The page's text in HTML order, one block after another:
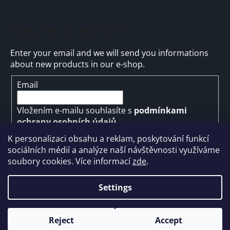
K personalizaci obsahu a reklam, poskytování funkcí
sociálních médií a analýze naší návštěvnosti využíváme
soubory cookies. Více informacízde.
Settings
Reject Accept
Enter your email and we will send you informations
about new products in our e-shop.
Email
Vložením e-mailu souhlasíte s podmínkami
ochrany osobních údajů
SUBSCRIBE
Created by Shoptet
Copyright 2026
. All rights reserved.